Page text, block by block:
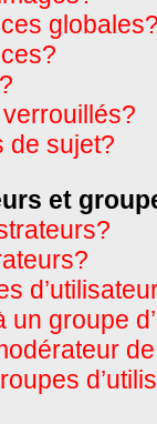
de sujet?
et
un groupe